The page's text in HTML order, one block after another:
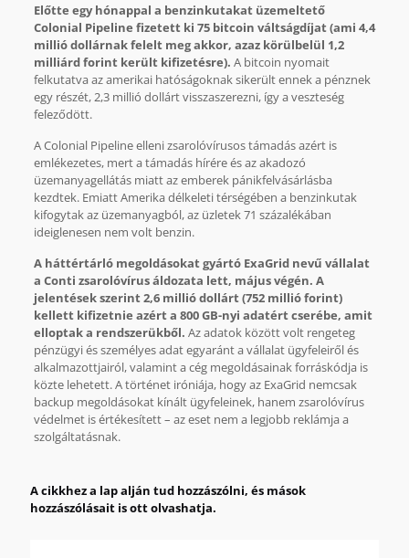
Előtte egy hónappal a benzinkutakat üzemeltető
Colonial Pipeline fizetett ki 75 bitcoin váltságdíjat (ami 4,4
millió dollárnak felelt meg akkor, azaz körülbelül 1,2
milliárd forint került kifizetésre). A bitcoin nyomait
felkutatva az amerikai hatóságoknak sikerült ennek a pénznek
egy részét, 2,3 millió dollárt visszaszerezni, így a veszteség
feleződött.
A Colonial Pipeline elleni zsarolóvírusos támadás azért is
emlékezetes, mert a támadás hírére és az akadozó
üzemanyagellátás miatt az emberek pánikfelvásárlásba
kezdtek. Emiatt Amerika délkeleti térségében a benzinkutak
kifogytak az üzemanyagból, az üzletek 71 százalékában
ideiglenesen nem volt benzin.
A háttértárló megoldásokat gyártó ExaGrid nevű vállalat
a Conti zsarolóvírus áldozata lett, május végén. A
jelentések szerint 2,6 millió dollárt (752 millió forint)
kellett kifizetnie azért a 800 GB-nyi adatért cserébe, amit
elloptak a rendszerükből. Az adatok között volt rengeteg
pénzügyi és személyes adat egyaránt a vállalat ügyfeleiről és
alkalmazottjairól, valamint a cég megoldásainak forráskódja is
közte lehetett. A történet iróniája, hogy az ExaGrid nemcsak
backup megoldásokat kínált ügyfeleinek, hanem zsarolóvírus
védelmet is értékesített – az eset nem a legjobb reklámja a
szolgáltatásnak.
A cikkhez a lap alján tud hozzászólni, és mások
hozzászólásait is ott olvashatja.